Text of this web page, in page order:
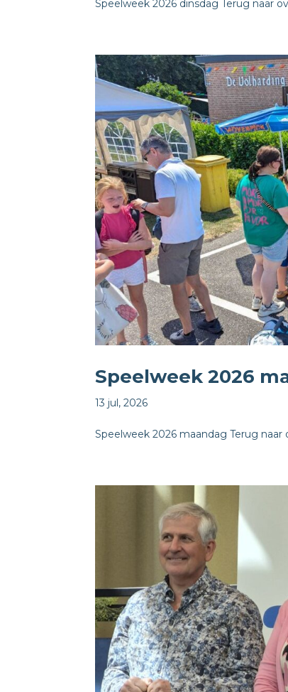
Speelweek 2026 dinsdag Terug naar
Speelweek 2026
13 jul, 2026
Speelweek 2026 maandag Terug naar